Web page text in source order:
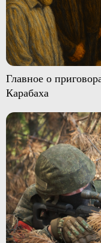
Главное о
Карабаха